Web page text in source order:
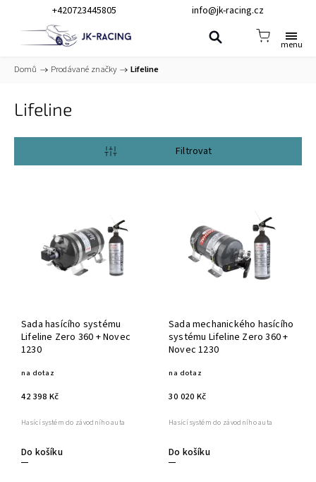
+420723445805 info@jk-racing.cz
Domů / Prodávané značky / Lifeline
Lifeline
Otevřít filtr
Sada hasícího systému
Lifeline Zero 360 + Novec
1230
na dotaz
42 398 Kč
Do košíku
Hasící systém do závodního auta
Sada mechanického hasícího
systému Lifeline Zero 360 +
Novec 1230
na dotaz
30 020 Kč
Do košíku
Hasící systém do závodního auta